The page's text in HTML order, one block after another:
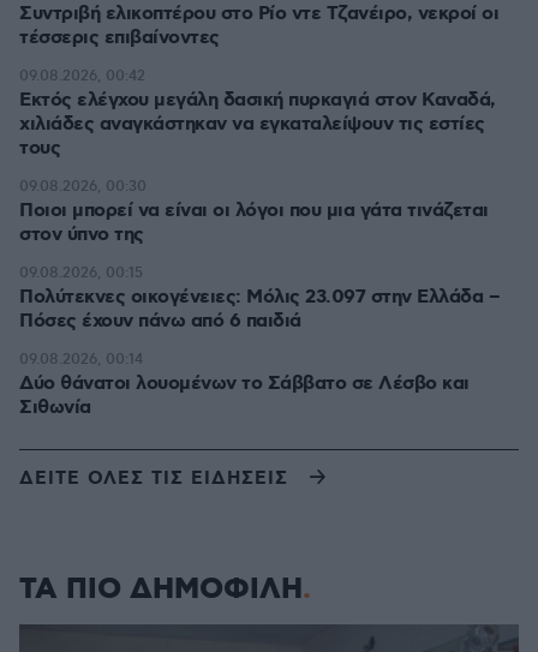
Συντριβή ελικοπτέρου στο Ρίο ντε Τζανέιρο, νεκροί οι
τέσσερις επιβαίνοντες
Εκτός ελέγχου μεγάλη δασική πυρκαγιά στον Καναδά,
χιλιάδες αναγκάστηκαν να εγκαταλείψουν τις εστίες
τους
09.08.2026, 00:42
Ποιοι μπορεί να είναι οι λόγοι που μια γάτα τινάζεται
στον ύπνο της
09.08.2026, 00:30
Πολύτεκνες οικογένειες: Μόλις 23.097 στην Ελλάδα –
Πόσες έχουν πάνω από 6 παιδιά
09.08.2026, 00:15
Δύο θάνατοι λουομένων το Σάββατο σε Λέσβο και
Σιθωνία
09.08.2026, 00:14
ΔΕΙΤΕ ΟΛΕΣ ΤΙΣ ΕΙΔΗΣΕΙΣ
ΤΑ ΠΙΟ ΔΗΜΟΦΙΛΗ